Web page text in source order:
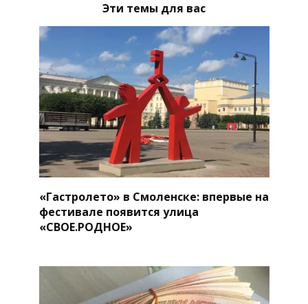
Эти темы для вас
«Гастролето» в Смоленске: впервые на
фестивале появится улица
«СВОЕ.РОДНОЕ»